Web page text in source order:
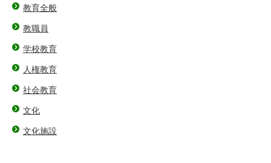
教育全般
教職員
学校教育
人権教育
社会教育
文化
文化施設